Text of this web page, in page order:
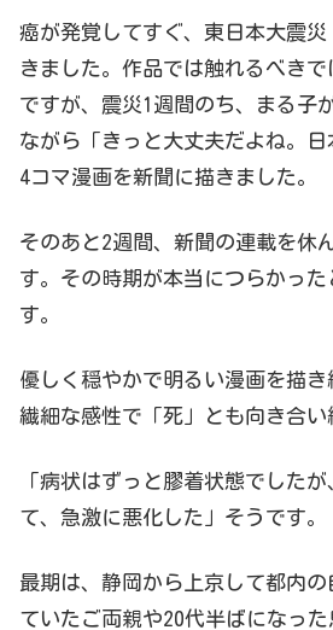
癌が発覚してすぐ、東日本大震
きました。作品では触れるべき
ですが、震災1週間のち、まる子
ながら「きっと大丈夫だよね。
4コマ漫画を新聞に描きました。
そのあと2週間、新聞の連載を休
す。その時期が本当につらかっ
す。
優しく穏やかで明るい漫画を描
繊細な感性で「死」とも向き合い
「病状はずっと膠着状態でした
て、急激に悪化した」そうです。
最期は、静岡から上京して都内
ていたご両親や20代半ばになっ